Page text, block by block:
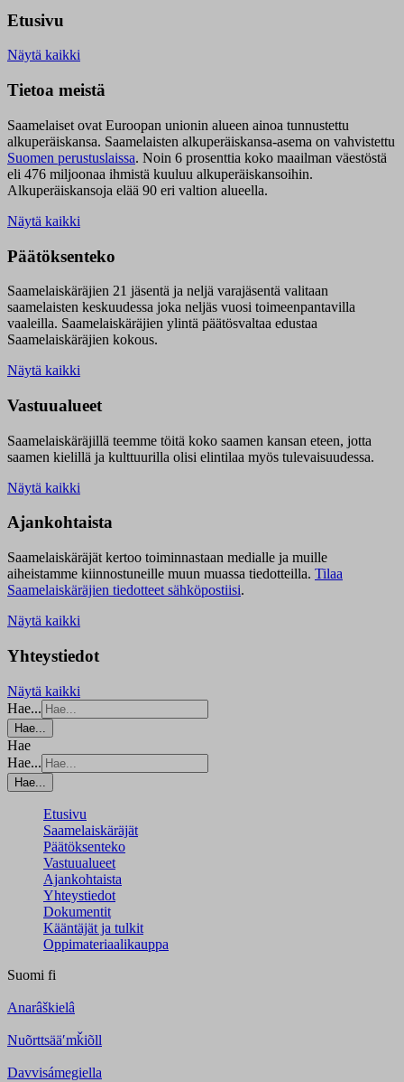
Etusivu
Näytä kaikki
Tietoa meistä
Saamelaiset ovat Euroopan unionin alueen ainoa tunnustettu
alkuperäiskansa. Saamelaisten alkuperäiskansa-asema on vahvistettu
Suomen perustuslaissa. Noin 6 prosenttia koko maailman väestöstä
eli 476 miljoonaa ihmistä kuuluu alkuperäiskansoihin.
Alkuperäiskansoja elää 90 eri valtion alueella.
Näytä kaikki
Päätöksenteko
Saamelaiskäräjien 21 jäsentä ja neljä varajäsentä valitaan
saamelaisten keskuudessa joka neljäs vuosi toimeenpantavilla
vaaleilla. Saamelaiskäräjien ylintä päätösvaltaa edustaa
Saamelaiskäräjien kokous.
Näytä kaikki
Vastuualueet
Saamelaiskäräjillä teemme töitä koko saamen kansan eteen, jotta
saamen kielillä ja kulttuurilla olisi elintilaa myös tulevaisuudessa.
Näytä kaikki
Ajankohtaista
Saamelaiskäräjät kertoo toiminnastaan medialle ja muille
aiheistamme kiinnostuneille muun muassa tiedotteilla. Tilaa
Saamelaiskäräjien tiedotteet sähköpostiisi.
Näytä kaikki
Yhteystiedot
Näytä kaikki
Hae...
Hae...
Hae
Hae...
Hae...
Etusivu
Saamelaiskäräjät
Päätöksenteko
Vastuualueet
Ajankohtaista
Yhteystiedot
Dokumentit
Kääntäjät ja tulkit
Oppimateriaalikauppa
Suomi fi
Anarâškielâ
Nuõrttsääʹmǩiõll
Davvisámegiella